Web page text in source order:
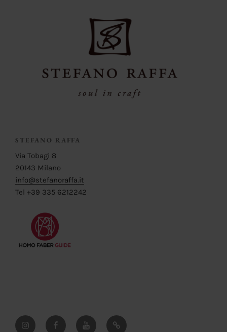
STEFANO RAFFA
Via Tobagi 8
20143 Milano
info@stefanoraffa.it
Tel +39 335 6212242
InstagramFacebookYouTube Pinterest